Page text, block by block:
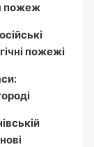
пожеж
пожежі